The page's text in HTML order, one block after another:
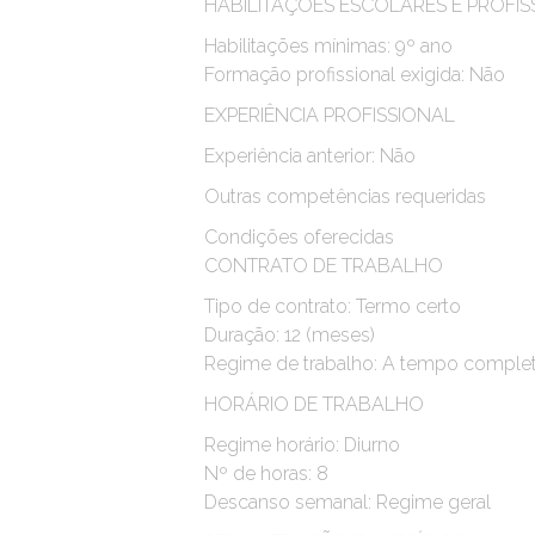
HABILITAÇÕES ESCOLARES E
Habilitações mínimas: 9º ano
Formação profissional exigida: Não
EXPERIÊNCIA PROFISSIONAL
Experiência anterior: Não
Outras competências requeridas
Condições oferecidas
CONTRATO DE TRABALHO
Tipo de contrato: Termo certo
Duração: 12 (meses)
Regime de trabalho: A tempo
HORÁRIO DE TRABALHO
Regime horário: Diurno
Nº de horas: 8
Descanso semanal: Regime geral